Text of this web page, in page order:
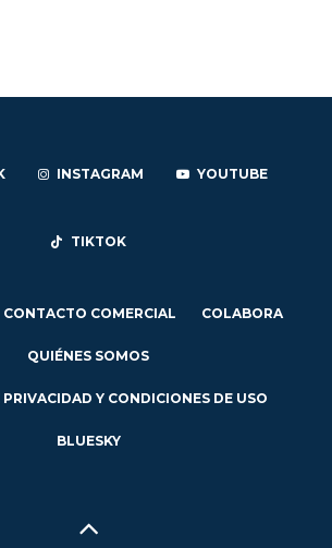
INSTAGRAM YOUTUBE
TIKTOK
CONTACTO COMERCIAL COLABORA
QUIÉNES SOMOS
Y CONDICIONES DE USO
BLUESKY